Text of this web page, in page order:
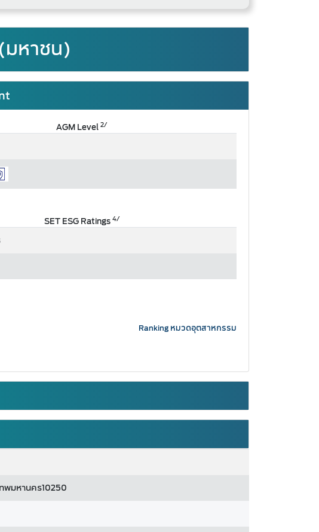
มหาชน)
AGM Level2/
SET ESG Ratings4/
Ranking หมวดอุตสาหกรรม
พมหานคร10250